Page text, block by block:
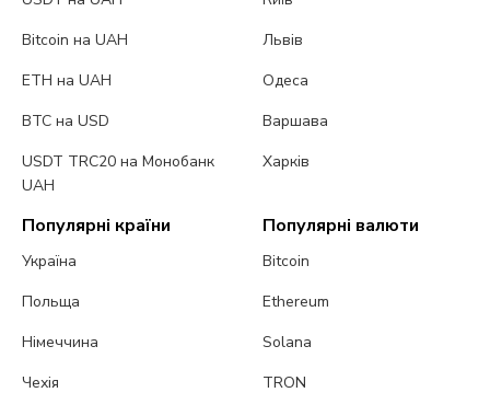
Bitcoin на UAH
ETH на UAH
BTC на USD
USDT TRC20 на Монобанк
UAH
Львів
Одеса
Варшава
Харків
Популярні країни
Україна
Польща
Німеччина
Чехія
Популярні валюти
Bitcoin
Ethereum
Solana
TRON